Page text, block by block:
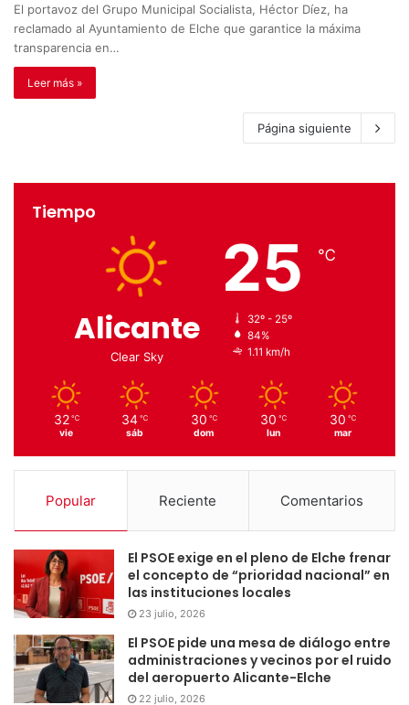
El portavoz del Grupo Municipal Socialista, Héctor Díez, ha
reclamado al Ayuntamiento de Elche que garantice la máxima
transparencia en…
Leer más »
Página siguiente
Tiempo
Alicante
Clear Sky
25 ℃
32º - 25º
84%
1.11 km/h
32 ℃
vie
34 ℃
sáb
30 ℃
dom
30 ℃
lun
30 ℃
mar
Popular Reciente Comentarios
El PSOE exige en el pleno de Elche frenar
el concepto de “prioridad nacional” en
las instituciones locales
23 julio, 2026
El PSOE pide una mesa de diálogo entre
administraciones y vecinos por el ruido
del aeropuerto Alicante-Elche
22 julio, 2026